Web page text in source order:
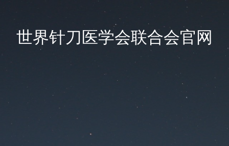
世界针刀医学会联合会官网